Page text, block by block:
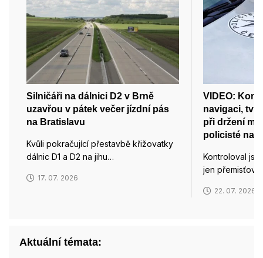
Silničáři na dálnici D2 v Brně
uzavřou v pátek večer jízdní pás
na Bratislavu
Kvůli pokračující přestavbě křižovatky
dálnic D1 a D2 na jihu…
17. 07. 2026
VIDEO:
navigaci,
při držení
policisté na
Kontroloval
jen
22. 07. 2026
Aktuální témata: